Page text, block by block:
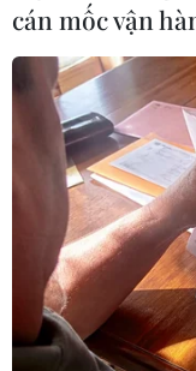
xung đột tại
lớn trên thế giới.
Trung Quốc và
những năm
mỗi nước với
cán mốc vận